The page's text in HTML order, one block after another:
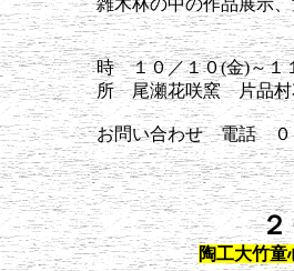
雑木林の中の作品展示
時 １０／１０(金)～１
所 尾瀬花咲窯 片品村
お問い合わせ 電話 ０
２
陶工大竹童